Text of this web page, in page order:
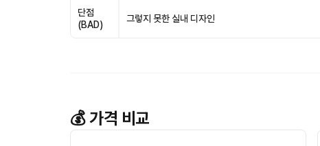
단점
(BAD)
그렇지 못한 실내 디자인
💰 가격 비교